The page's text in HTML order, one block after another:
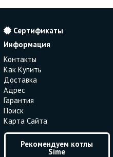
Сертификаты
Информация
Контакты
Как Купить
Доставка
Адрес
Гарантия
Поиск
Карта Сайта
Рекомендуем котлы
Sime